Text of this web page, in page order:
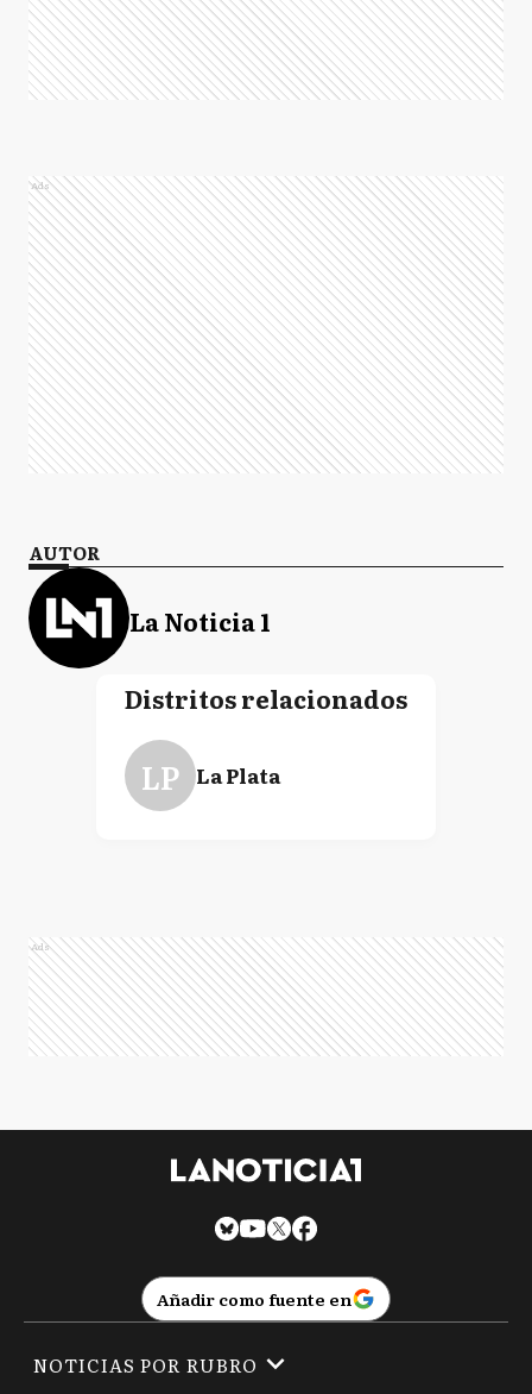
Ads
AUTOR
La Noticia 1
Distritos relacionados
LP La Plata
Ads
Añadir como fuente en
NOTICIAS POR RUBRO